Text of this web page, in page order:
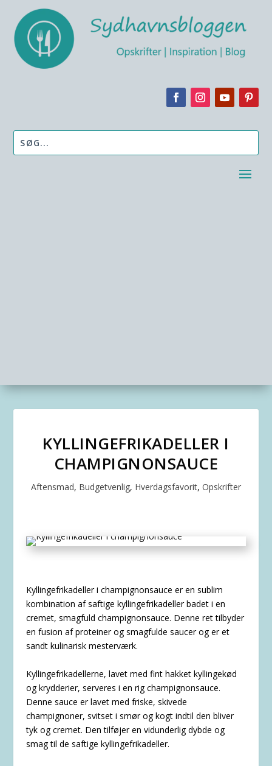
KYLLINGEFRIKADELLER I
CHAMPIGNONSAUCE
Aftensmad, Budgetvenlig, Hverdagsfavorit, Opskrifter
Kyllingefrikadeller i champignonsauce er en sublim
kombination af saftige kyllingefrikadeller badet i en
cremet, smagfuld champignonsauce. Denne ret tilbyder
en fusion af proteiner og smagfulde saucer og er et
sandt kulinarisk mesterværk.
Kyllingefrikadellerne, lavet med fint hakket kyllingekød
og krydderier, serveres i en rig champignonsauce.
Denne sauce er lavet med friske, skivede
champignoner, svitset i smør og kogt indtil den bliver
tyk og cremet. Den tilføjer en vidunderlig dybde og
smag til de saftige kyllingefrikadeller.